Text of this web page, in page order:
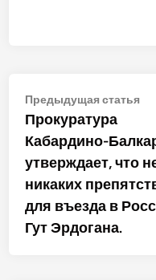
Навигация
по
записям
Предыдущая статья
Прокуратура
Кабардино-
утверждает, что
никаких
для въезда в
Гут Эрдогана.